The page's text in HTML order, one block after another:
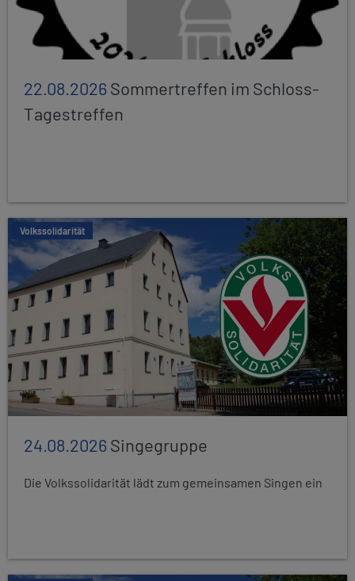
22.08.2026Sommertreffen im Schloss-
Tagestreffen
Volkssolidarität
24.08.2026Singegruppe
Die Volkssolidarität lädt zum gemeinsamen Singen ein